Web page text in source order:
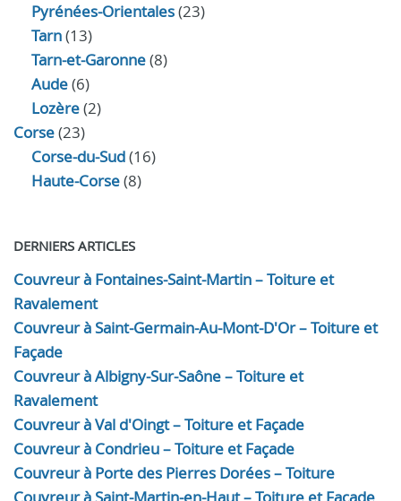
Pyrénées-Orientales(23)
Tarn(13)
Tarn-et-Garonne(8)
Aude(6)
Lozère(2)
Corse(23)
Corse-du-Sud(16)
Haute-Corse(8)
DERNIERS ARTICLES
Couvreur à Fontaines-Saint-Martin – Toiture et
Ravalement
Couvreur à Saint-Germain-Au-Mont-D'Or – Toiture et
Façade
Couvreur à Albigny-Sur-Saône – Toiture et
Ravalement
Couvreur à Val d'Oingt – Toiture et Façade
Couvreur à Condrieu – Toiture et Façade
Couvreur à Porte des Pierres Dorées – Toiture